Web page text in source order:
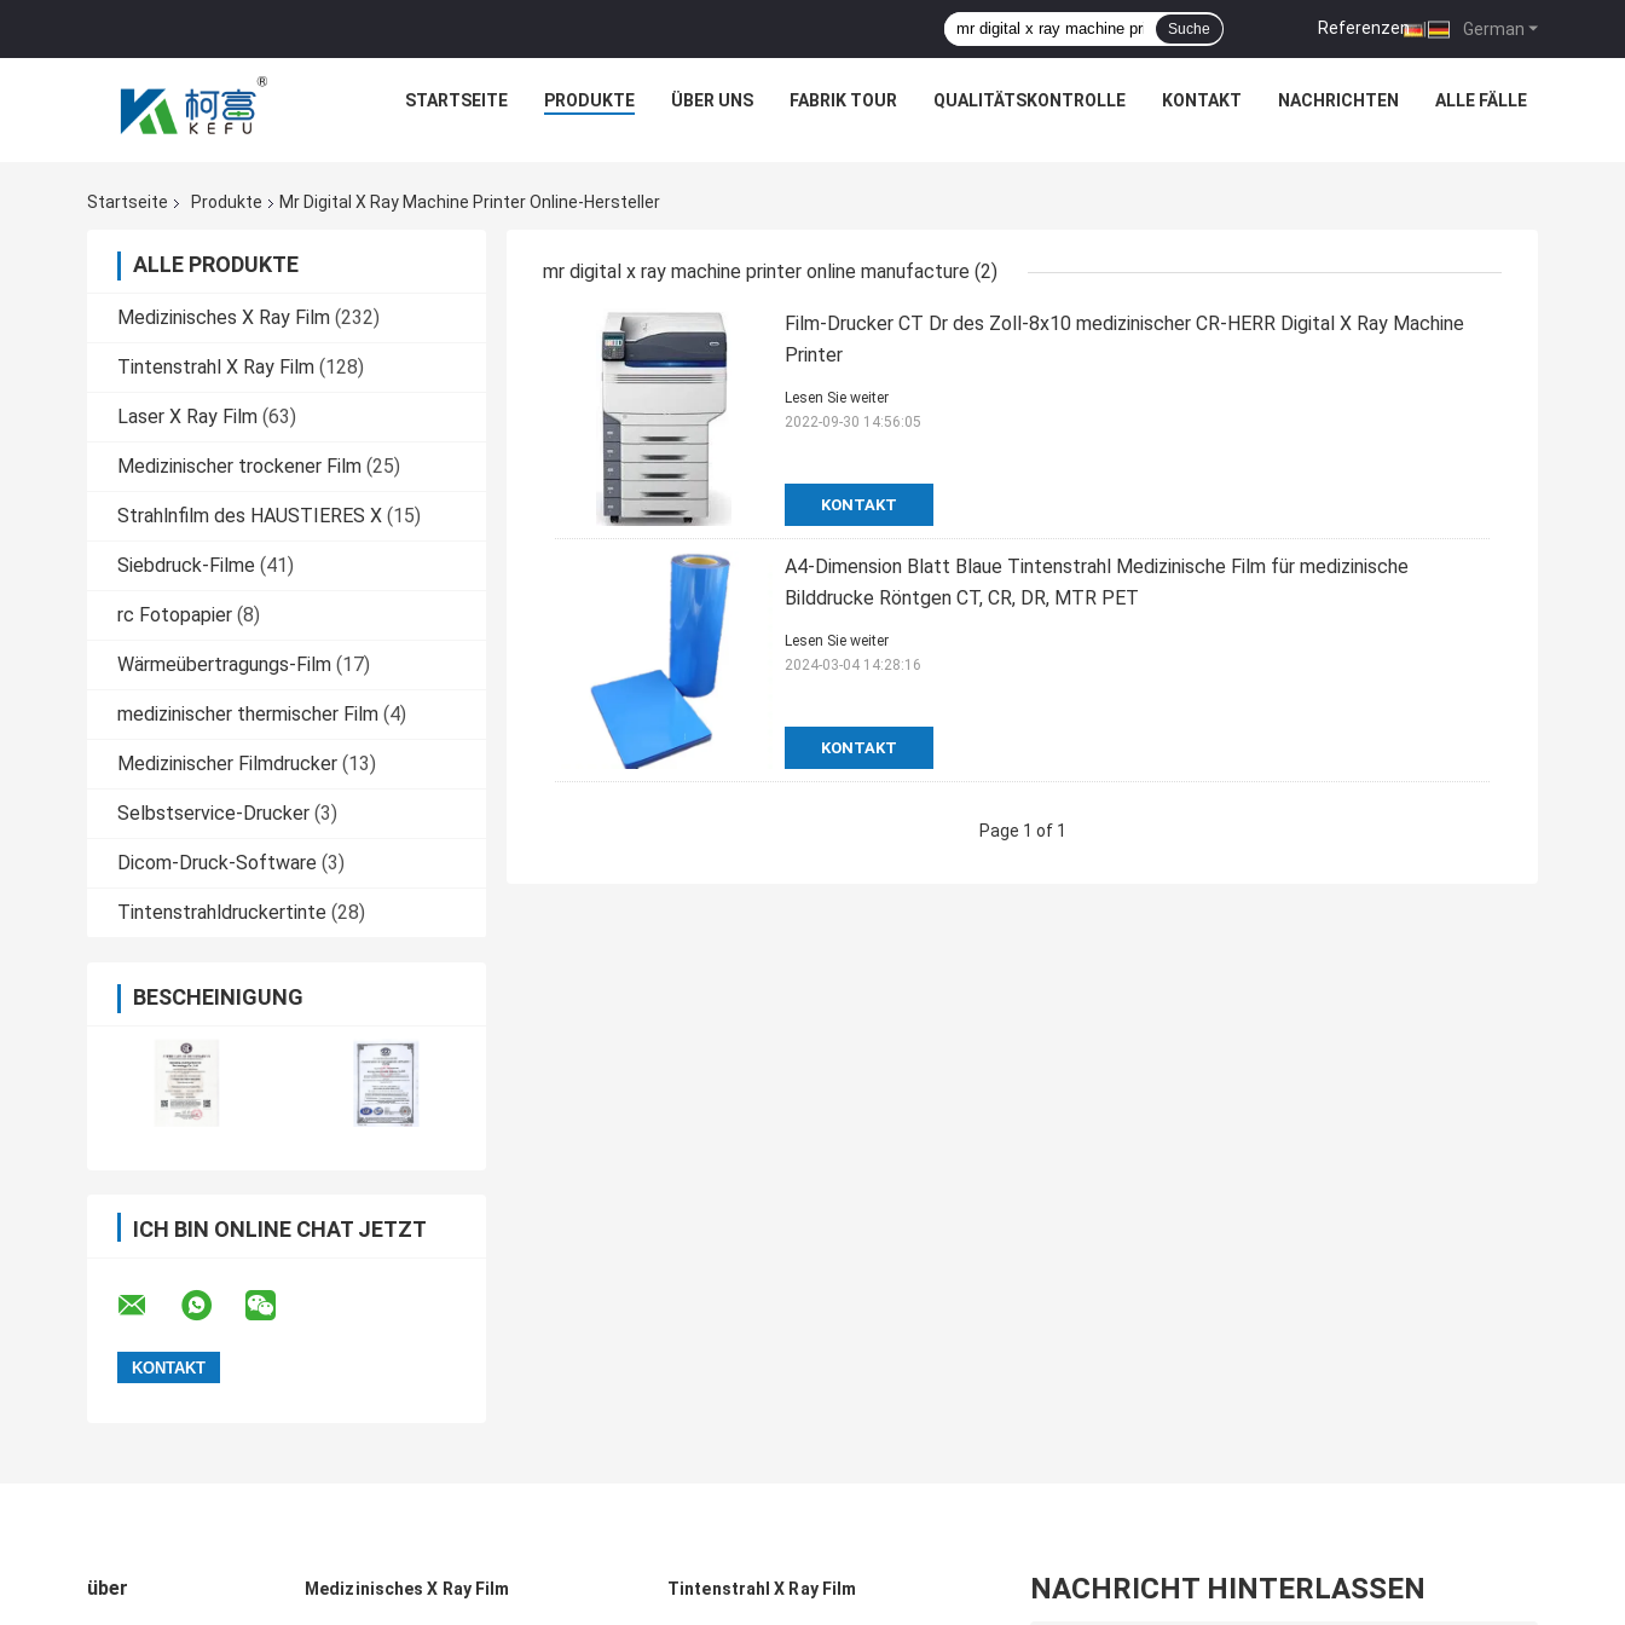
German
Referenzen |
Suche
STARTSEITE PRODUKTE ÜBER UNS FABRIK TOUR QUALITÄTSKONTROLLE KONTAKT NACHRICHTEN ALLE FÄLLE
Startseite Produkte Mr Digital X Ray Machine Printer Online-Hersteller
ALLE PRODUKTE
Medizinisches X Ray Film (232)
Tintenstrahl X Ray Film (128)
Laser X Ray Film (63)
Medizinischer trockener Film (25)
Strahlnfilm des HAUSTIERES X (15)
Siebdruck-Filme (41)
rc Fotopapier (8)
Wärmeübertragungs-Film (17)
medizinischer thermischer Film (4)
Medizinischer Filmdrucker (13)
Selbstservice-Drucker (3)
Dicom-Druck-Software (3)
Tintenstrahldruckertinte (28)
BESCHEINIGUNG
ICH BIN ONLINE CHAT JETZT
mr digital x ray machine printer online manufacture (2)
Film-Drucker CT Dr des Zoll-8x10 medizinischer CR-HERR Digital X Ray Machine
Printer
KONTAKT
Lesen Sie weiter
2022-09-30 14:56:05
A4-Dimension Blatt Blaue Tintenstrahl Medizinische Film für medizinische
Bilddrucke Röntgen CT, CR, DR, MTR PET
KONTAKT
Lesen Sie weiter
2024-03-04 14:28:16
Page 1 of 1
über Medizinisches X Ray Film Tintenstrahl X Ray Film NACHRICHT HINTERLASSEN